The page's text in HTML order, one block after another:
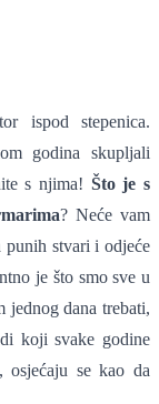
ispod stepenica.
godina skupljali
s njima! Što je s
? Neće vam
punih stvari i odjeće
je što smo sve u
jednog dana trebati,
koji svake godine
se kao da